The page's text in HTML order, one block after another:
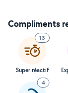
Compliments
13
Super réactif
4